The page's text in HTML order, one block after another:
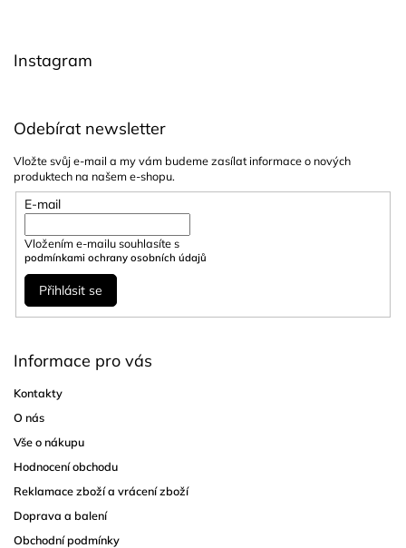
Instagram
Odebírat newsletter
Vložte svůj e-mail a my vám budeme zasílat informace o nových
produktech na našem e-shopu.
E-mail
Vložením e-mailu souhlasíte s
podmínkami ochrany osobních údajů
Přihlásit se
Informace pro vás
Kontakty
O nás
Vše o nákupu
Hodnocení obchodu
Reklamace zboží a vrácení zboží
Doprava a balení
Obchodní podmínky